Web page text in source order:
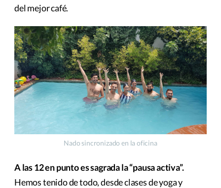
del mejor café.
Nado sincronizado en la oficina
A las 12 en punto es sagrada la “pausa activa”.
Hemos tenido de todo, desde clases de yoga y